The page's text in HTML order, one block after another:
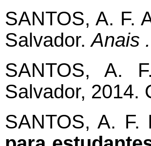
SANTOS, A. F.
Salvador.Anais
SANTOS, A.
Salvador, 2014.
SANTOS, A. F.